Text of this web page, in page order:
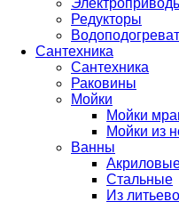
Редукторы
Сантехника
Сантехника
Раковины
Мойки
Мойки
Мойки из
Ванны
Стальные
Из